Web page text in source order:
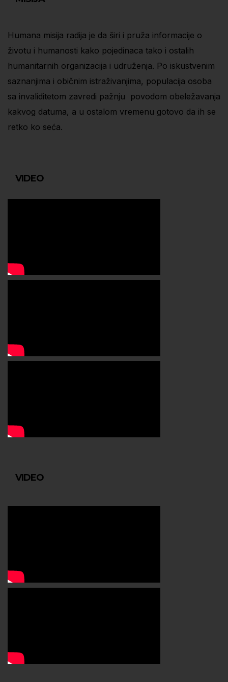
Humana misija radija je da širi i pruža informacije o
životu i humanosti kako pojedinaca tako i ostalih
humanitarnih organizacija i udruženja. Po iskustvenim
saznanjima i običnim istraživanjima, populacija osoba
sa invaliditetom zavredi pažnju povodom obeležavanja
kakvog datuma, a u ostalom vremenu gotovo da ih se
retko ko seća.
VIDEO
VIDEO